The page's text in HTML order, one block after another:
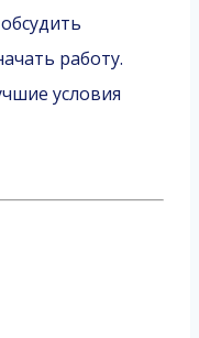
работу.
условия